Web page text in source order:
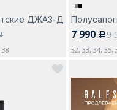
ДЖАЗ-Д
7 990 c9
32, 33, 34, 35,